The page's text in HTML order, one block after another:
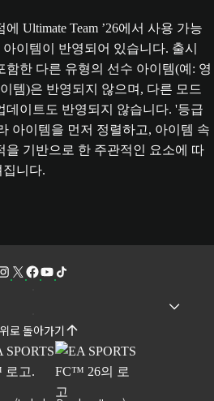
Ultimate Team ’26에서 사용 가능
이템이 반영되어 있습니다. 출시
함한 다른 유형의 선수 아이템(예: 영
템)은 반영되지 않으며, 다른 모드
데이트도 반영되지 않습니다. '등급
아이템을 먼저 정렬하고, 아이템 속
을 기반으로 한 주관적인 요소에 따
니다.
로 돌아가기